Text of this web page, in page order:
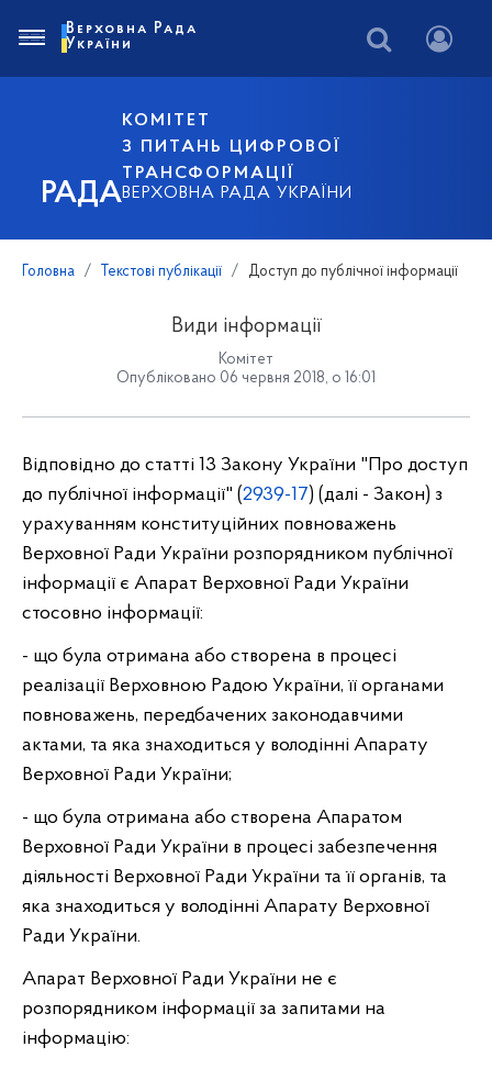
РАДА
КОМІТЕТ
З ПИТАНЬ ЦИФРОВОЇ
ТРАНСФОРМАЦІЇ
ВЕРХОВНА РАДА УКРАЇНИ
Верховна Рада
України
Головна Текстові публікації Доступ до публічної інформації
Види інформації
Комітет
Опубліковано 06 червня 2018, о 16:01
Відповідно до статті 13 Закону України "Про доступ
до публічної інформації" (2939-17) (далі - Закон) з
урахуванням конституційних повноважень
Верховної Ради України розпорядником публічної
інформації є Апарат Верховної Ради України
стосовно інформації:
- що була отримана або створена в процесі
реалізації Верховною Радою України, її органами
повноважень, передбачених законодавчими
актами, та яка знаходиться у володінні Апарату
Верховної Ради України;
- що була отримана або створена Апаратом
Верховної Ради України в процесі забезпечення
діяльності Верховної Ради України та її органів, та
яка знаходиться у володінні Апарату Верховної
Ради України.
Апарат Верховної Ради України не є
розпорядником інформації за запитами на
інформацію: